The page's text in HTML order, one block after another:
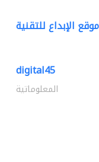
موقع الإبداع للتقنية
digital45
المعلوماتية